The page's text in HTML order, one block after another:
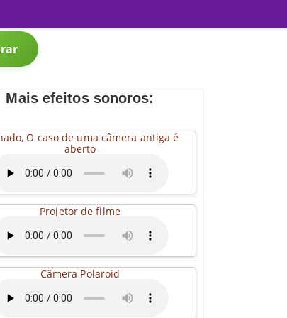
Mais efeitos sonoros:
O caso de uma câmera antiga é
aberto
Projetor de filme
Câmera Polaroid